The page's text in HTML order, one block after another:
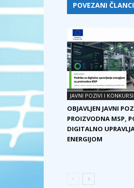
POVEZANI ČLANCI
JAVNI POZIVI I KONKURSI
OBJAVLJEN JAVNI
PROIZVODNA MSP,
DIGITALNO
ENERGIJOM